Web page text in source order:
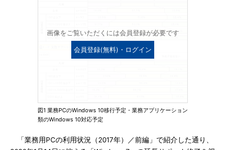
画像をご覧いただくには会員登録が必要です
会員登録(無料)・ログイン
図1 業務PCのWindows 10移行予定・業務アプリケーション
類のWindows 10対応予定
「業務用PCの利用状況（2017年）／前編」で紹介した通り、